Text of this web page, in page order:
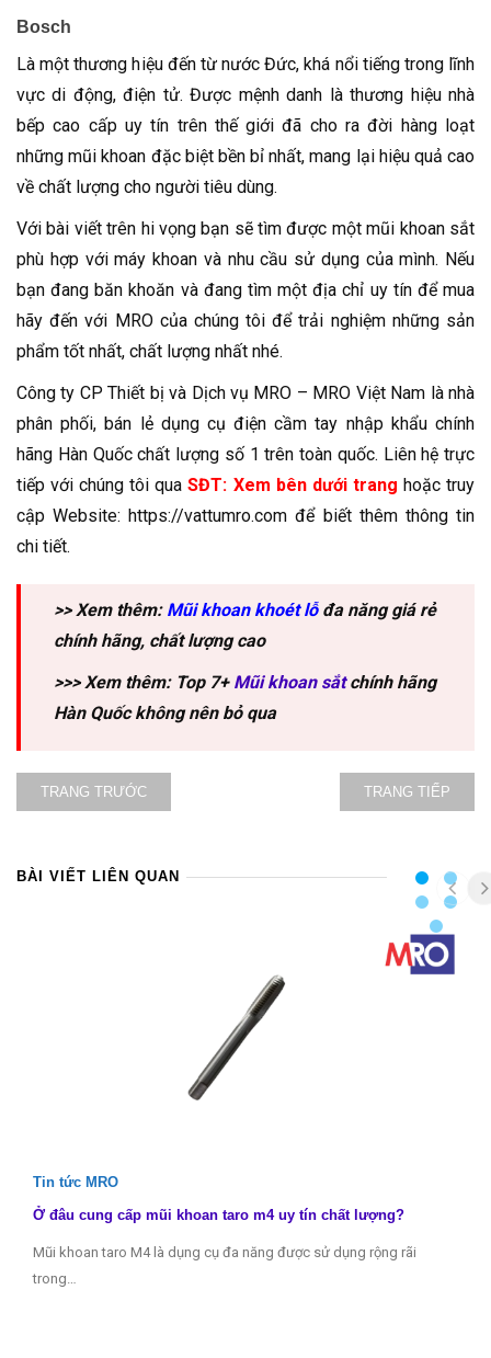
Bosch
Là một thương hiệu đến từ nước Đức, khá nổi tiếng trong lĩnh
vực di động, điện tử. Được mệnh danh là thương hiệu nhà
bếp cao cấp uy tín trên thế giới đã cho ra đời hàng loạt
những mũi khoan đặc biệt bền bỉ nhất, mang lại hiệu quả cao
về chất lượng cho người tiêu dùng.
Với bài viết trên hi vọng bạn sẽ tìm được một mũi khoan sắt
phù hợp với máy khoan và nhu cầu sử dụng của mình. Nếu
bạn đang băn khoăn và đang tìm một địa chỉ uy tín để mua
hãy đến với MRO của chúng tôi để trải nghiệm những sản
phẩm tốt nhất, chất lượng nhất nhé.
Công ty CP Thiết bị và Dịch vụ MRO – MRO Việt Nam là nhà
phân phối, bán lẻ dụng cụ điện cầm tay nhập khẩu chính
hãng Hàn Quốc chất lượng số 1 trên toàn quốc. Liên hệ trực
tiếp với chúng tôi quaSĐT: Xem bên dưới trang hoặc truy
cập Website: https://vattumro.com để biết thêm thông tin
chi tiết.
>> Xem thêm: Mũi khoan khoét lỗđa năng giá rẻ
chính hãng, chất lượng cao
>>> Xem thêm: Top 7+ Mũi khoan sắtchính hãng
Hàn Quốc không nên bỏ qua
TRANG TRƯỚC TRANG TIẾP
BÀI VIẾT LIÊN QUAN
Tin tức MRO
Ở đâu cung cấp mũi khoan taro m4 uy tín chất lượng?
Mũi khoan taro M4 là dụng cụ đa năng được sử dụng rộng rãi
trong…